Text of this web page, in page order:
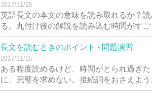
2017/11/15
英語長文の本文の意味を読み取れるか？
る。丸付け後の解説を読み込む時間がす
長文を読むときのポイント - 問題演習
2017/11/15
ある程度読めるけど、時間がとられ過ぎ
に、完璧を求めない。接続詞をおさえよう